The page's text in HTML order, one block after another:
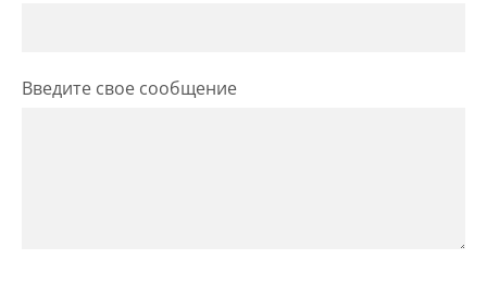
Введите свое сообщение